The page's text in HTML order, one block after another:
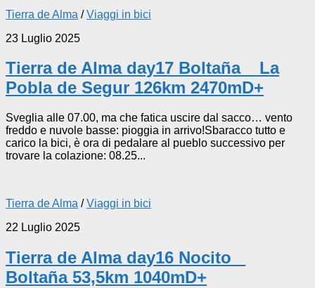
Tierra de Alma /Viaggi in bici
23 Luglio 2025
Tierra de Alma day17 Boltaña _ La
Pobla de Segur 126km 2470mD+
Sveglia alle 07.00, ma che fatica uscire dal sacco… vento
freddo e nuvole basse: pioggia in arrivo!Sbaracco tutto e
carico la bici, è ora di pedalare al pueblo successivo per
trovare la colazione: 08.25...
Tierra de Alma /Viaggi in bici
22 Luglio 2025
Tierra de Alma day16 Nocito _
Boltaña 53,5km 1040mD+